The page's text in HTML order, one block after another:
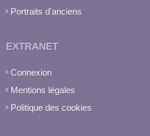
Portraits d'anciens
EXTRANET
Connexion
Mentions légales
Politique des cookies